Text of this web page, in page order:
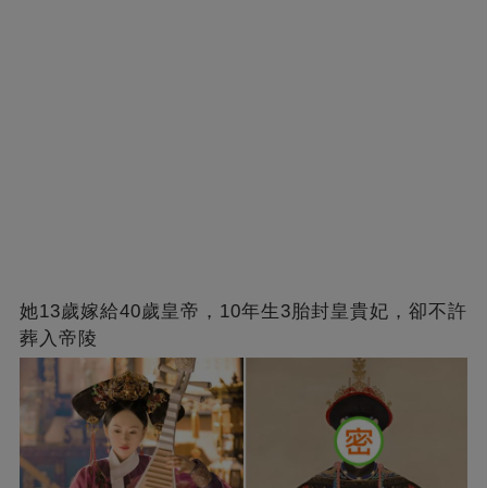
她13歲嫁給40歲皇帝，10年生3胎封皇貴妃，卻不許
葬入帝陵